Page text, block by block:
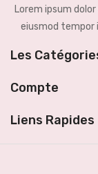
Lorem ipsum
eiusmod tempor
Les
Compte
Liens Rapides